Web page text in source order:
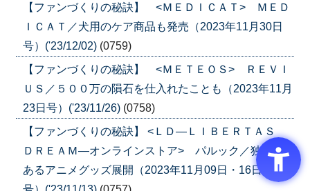
【ファンづくりの秘訣】 <ＭＥＤＩＣＡＴ> ＭＥＤ
ＩＣＡＴ／犬用のケア商品も発売（2023年11月30日
号）('23/12/02) (0759)
【ファンづくりの秘訣】 <ＭＥＴＥＯＳ> ＲＥＶＩ
ＵＳ／５００万の隕石を仕入れたことも（2023年11月
23日号）('23/11/26) (0758)
【ファンづくりの秘訣】 <ＬＤ―ＬＩＢＥＲＴＡＳ
ＤＲＥＡＭ―オンラインストア> パルック／独自性
あるアニメグッズ展開（2023年11月09日・16日 合併